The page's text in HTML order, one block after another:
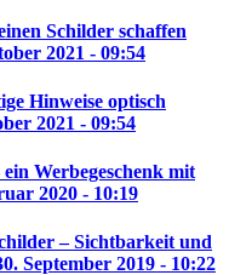
Schilder schaffen
2021 - 09:54
Hinweise optisch
2021 - 09:54
Werbegeschenk mit
2020 - 10:19
– Sichtbarkeit und
September 2019 - 10:22